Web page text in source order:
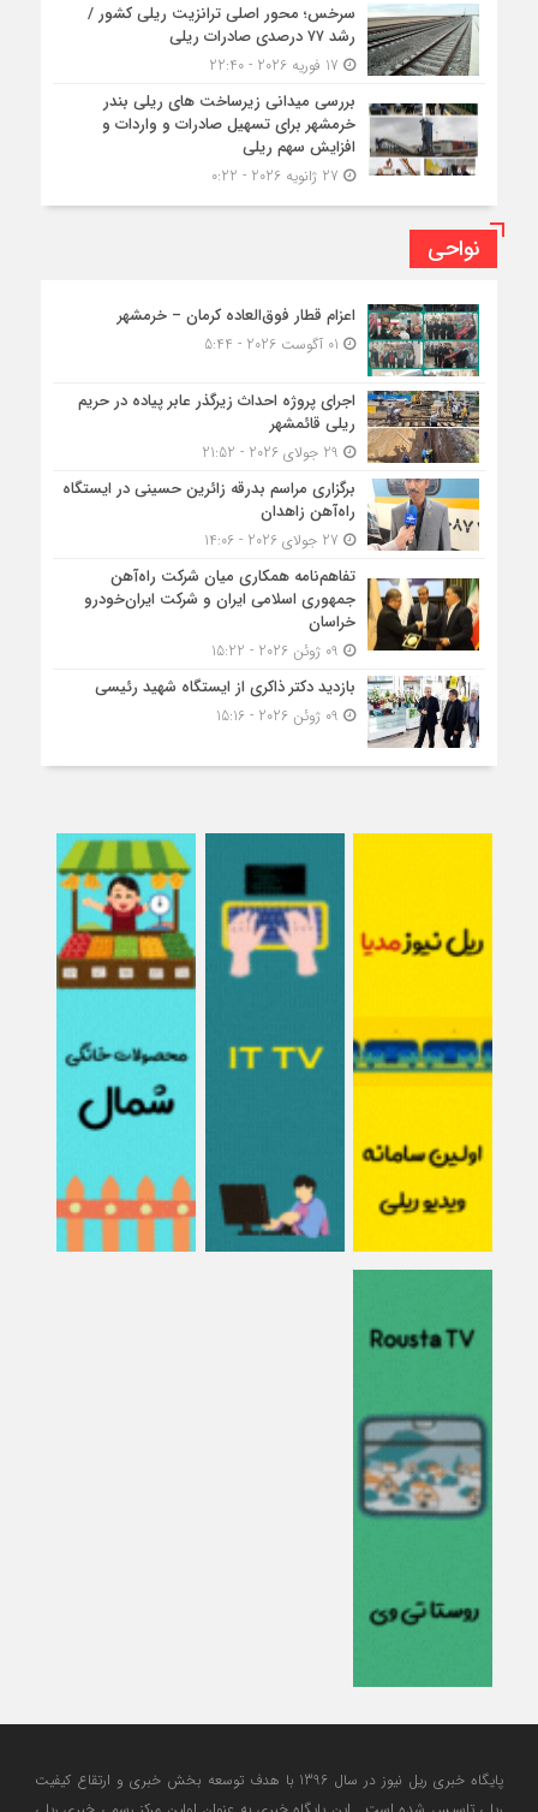
سرخس؛ محور اصلی ترانزیت ریلی کشور /
رشد ۷۷ درصدی صادرات ریلی
بررسی میدانی زیرساخت های ریلی بندر
خرمشهر برای تسهیل صادرات و واردات و
افزایش سهم ریلی
نواحی
اعزام قطار فوق‌العاده کرمان – خرمشهر
اجرای پروژه احداث زیرگذر عابر پیاده در حریم
ریلی قائمشهر
برگزاری مراسم بدرقه زائرین حسینی در ایستگاه
راه‌آهن زاهدان
تفاهم‌نامه همکاری میان شرکت راه‌آهن
جمهوری اسلامی ایران و شرکت ایران‌خودرو
خراسان
بازدید دکتر ذاکری از ایستگاه شهید رئیسی
پایگاه خبری ریل نیوز در سال 1396 با هدف توسعه بخش خبری و ارتقاع کیفیت